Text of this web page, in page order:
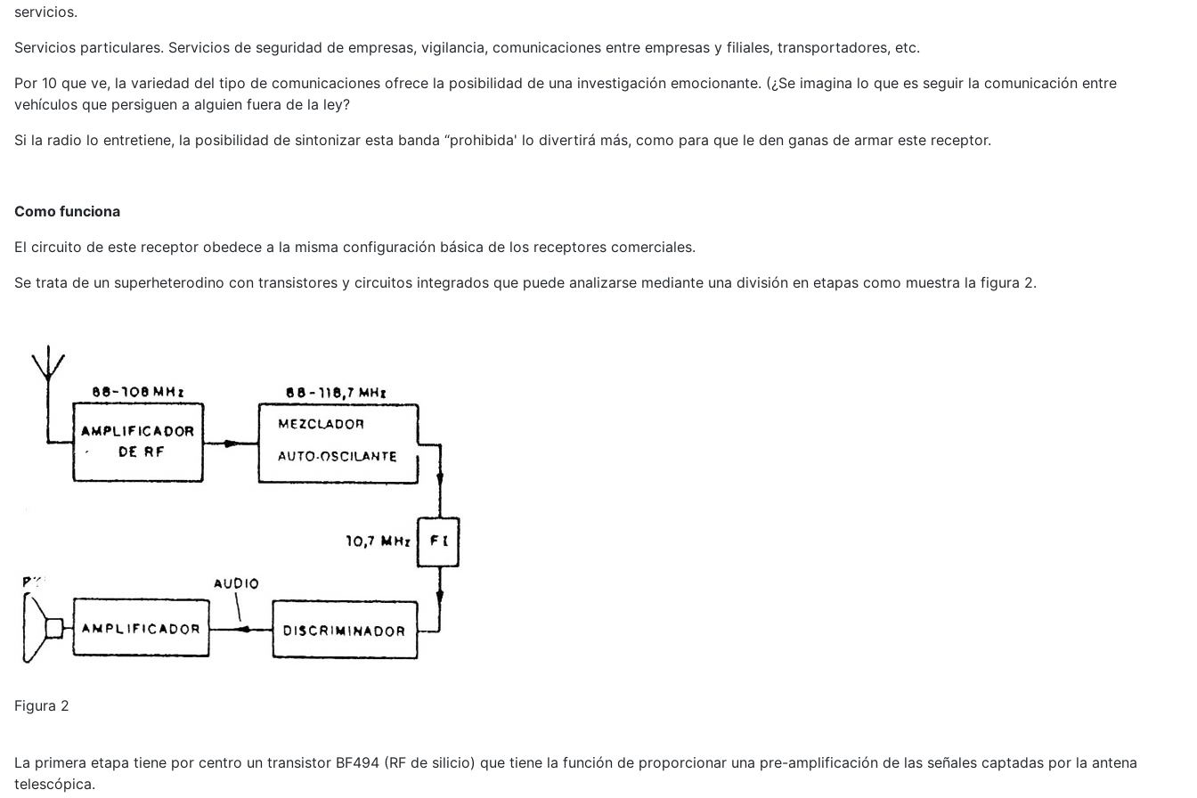
servicios.
Servicios particulares. Servicios de seguridad de empresas, vigilancia, comunicaciones entre empresas y filiales, transportadores, etc.
Por 10 que ve, la variedad del tipo de comunicaciones ofrece la posibilidad de una investigación emocionante. (¿Se imagina lo que es seguir la comunicación entre
vehículos que persiguen a alguien fuera de la ley?
Si la radio lo entretiene, la posibilidad de sintonizar esta banda “prohibida' lo divertirá más, como para que le den ganas de armar este receptor.
Como funciona
El circuito de este receptor obedece a la misma configuración básica de los receptores comerciales.
Se trata de un superheterodino con transistores y circuitos integrados que puede analizarse mediante una división en etapas como muestra la figura 2.
Figura 2
La primera etapa tiene por centro un transistor BF494 (RF de silicio) que tiene la función de proporcionar una pre-amplificación de las señales captadas por la antena
telescópica.